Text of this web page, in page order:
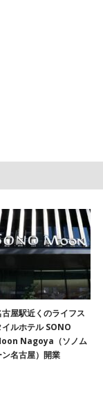
古屋駅近くのライフス
イルホテル SONO
Nagoya（ソノム
ン名古屋）開業